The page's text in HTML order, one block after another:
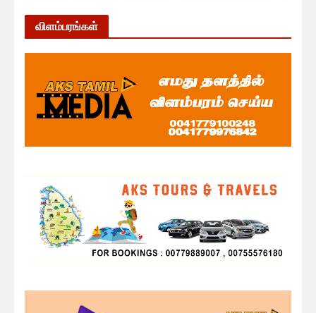
விளம்பரங்கள்